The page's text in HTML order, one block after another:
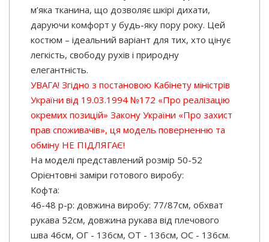
м’яка тканина, що дозволяє шкірі дихати,
даруючи комфорт у будь-яку пору року. Цей
костюм – ідеальний варіант для тих, хто цінує
легкість, свободу рухів і природну
елегантність.
УВАГА! Згідно з постановою Кабінету міністрів
України від 19.03.1994 №172 «Про реалізацію
окремих позицій» Закону України «Про захист
прав споживачів», ця модель поверненню та
обміну НЕ ПІДЛЯГАЄ!
На моделі представлений розмір 50-52
Орієнтовні заміри готового виробу:
Кофта:
46-48 р-р: довжина виробу: 77/87см, обхват
рукава 52см, довжина рукава від плечового
шва 46см, ОГ - 136см, ОТ - 136см, OC - 136см.